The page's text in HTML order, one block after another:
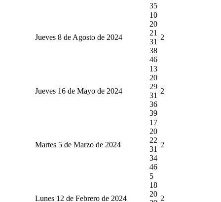
35
Jueves 8 de Agosto de 2024
10
20
21
31
38
46
2
Jueves 16 de Mayo de 2024
13
20
29
31
36
39
2
Martes 5 de Marzo de 2024
17
20
22
31
34
46
2
Lunes 12 de Febrero de 2024
5
18
20
2